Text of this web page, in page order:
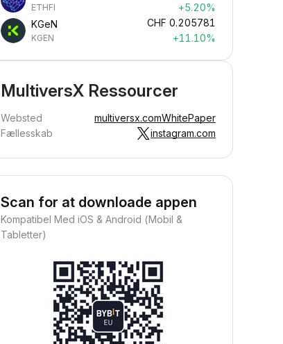
ETHFI
+5.20%
KGeN
KGEN
CHF 0.205781
+11.10%
MultiversX Ressourcer
Websted multiversx.comWhitePaper
Fællesskab
instagram.com
Scan for at downloade appen
Kompatibel Med iOS & Android (Mobil &
Tabletter)